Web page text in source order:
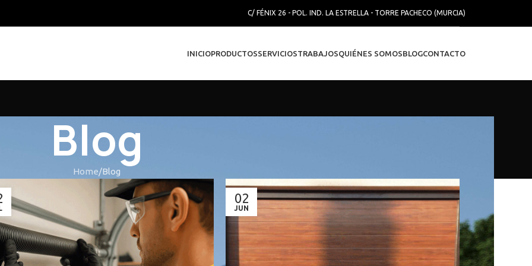
C/ FÉNIX 26 - POL. IND. LA ESTRELLA - TORRE PACHECO (MURCIA)
INICIOPRODUCTOSSERVICIOSTRABAJOSQUIÉNES SOMOSBLOGCONTACTO
Blog
Home Blog
02
JUN